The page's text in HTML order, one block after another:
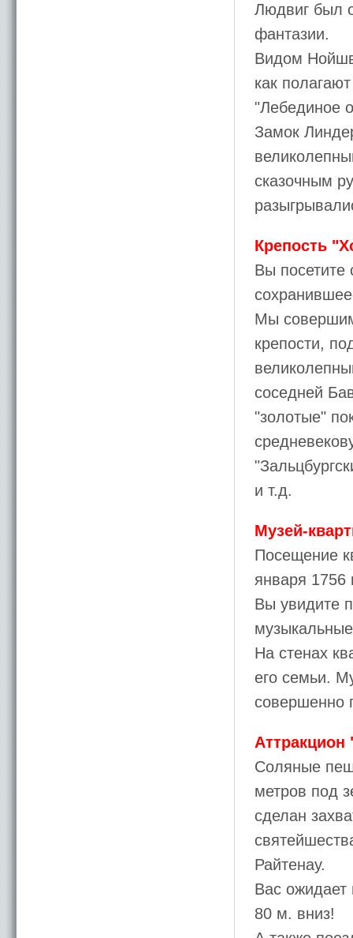
Людвиг был
фантазии.
Видом
как
"Лебединое
Замок
сказочным
Крепость
Вы посетите
Мы совершим
крепости,
соседней
"золотые"
и т.д.
Музей-
Посещение
января 1756
Вы увидите
На стенах
его семьи.
совершенно
Соляные
метров под
сделан
Райтенау.
Вас ожидает
80 м. вниз!